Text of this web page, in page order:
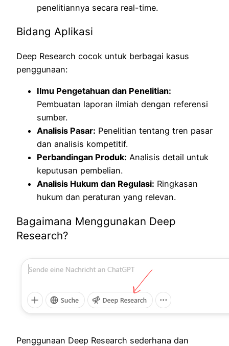
penelitiannya secara real-time.
Bidang Aplikasi
Deep Research cocok untuk berbagai kasus
penggunaan:
Ilmu Pengetahuan dan Penelitian:
Pembuatan laporan ilmiah dengan referensi
sumber.
Analisis Pasar: Penelitian tentang tren pasar
dan analisis kompetitif.
Perbandingan Produk: Analisis detail untuk
keputusan pembelian.
Analisis Hukum dan Regulasi: Ringkasan
hukum dan peraturan yang relevan.
Bagaimana Menggunakan Deep
Research?
Penggunaan Deep Research sederhana dan